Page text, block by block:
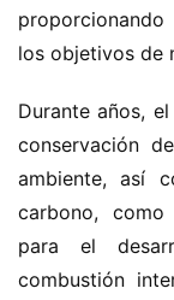
los objetivos de
Durante años,
conservación
ambiente, así
carbono,
para el
combustión